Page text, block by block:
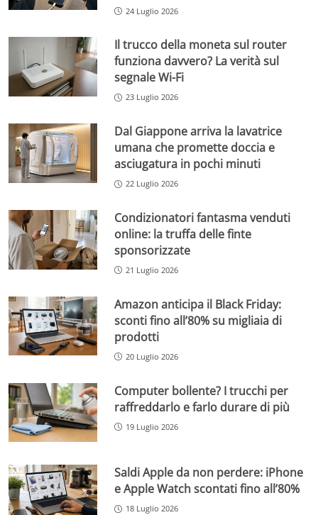
24 Luglio 2026
Il trucco della moneta sul router
funziona davvero? La verità sul
segnale Wi-Fi
23 Luglio 2026
Dal Giappone arriva la lavatrice
umana che promette doccia e
asciugatura in pochi minuti
22 Luglio 2026
Condizionatori fantasma venduti
online: la truffa delle finte
sponsorizzate
21 Luglio 2026
Amazon anticipa il Black Friday:
sconti fino all’80% su migliaia di
prodotti
20 Luglio 2026
Computer bollente? I trucchi per
raffreddarlo e farlo durare di più
19 Luglio 2026
Saldi Apple da non perdere: iPhone
e Apple Watch scontati fino all’80%
18 Luglio 2026